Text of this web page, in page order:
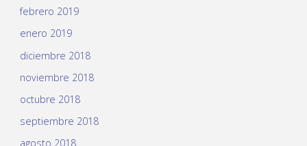
febrero 2019
enero 2019
diciembre 2018
noviembre 2018
octubre 2018
septiembre 2018
agosto 2018